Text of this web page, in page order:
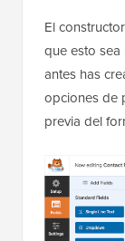
El
que esto sea
antes has
opciones de
previa del